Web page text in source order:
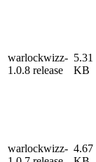
warlockwizz-
1.0.8 release
5.31
KB
warlockwizz- 4.67